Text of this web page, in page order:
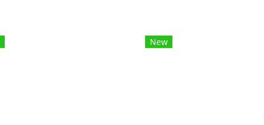
New